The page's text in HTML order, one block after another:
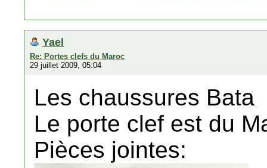
Yael
Re: Portes clefs du Maroc
29 juillet 2009, 05:04
Les chaussures Bata
Le porte clef est du
Pièces jointes: